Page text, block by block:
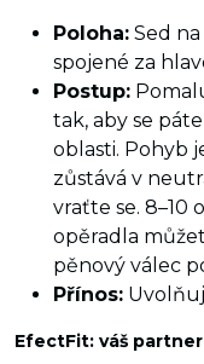
Poloha: Sed
spojené za
Postup:
tak, aby se
oblasti. Pohyb
zůstává v
vraťte se. 8–10
opěradla
pěnový válec
Přínos:
EfectFit: váš